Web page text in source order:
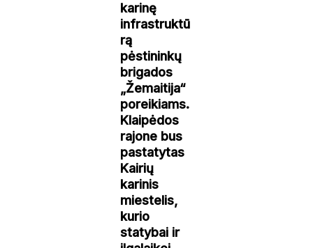
karinę
infrastruktū
rą
pėstininkų
brigados
„Žemaitija“
poreikiams.
Klaipėdos
rajone bus
pastatytas
Kairių
karinis
miestelis,
kurio
statybai ir